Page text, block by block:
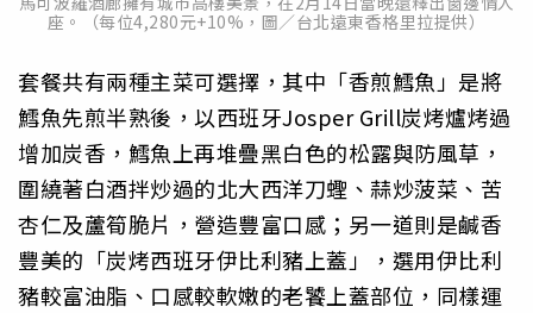
座。（每位4,280元+10%，圖／台北遠東香格里拉提供）
套餐共有兩種主菜可選擇，其中「香煎鱈魚」是將
鱈魚先煎半熟後，以西班牙Josper Grill炭烤爐烤過
增加炭香，鱈魚上再堆疊黑白色的松露與防風草，
圍繞著白酒拌炒過的北大西洋刀蟶、蒜炒菠菜、苦
杏仁及蘆筍脆片，營造豐富口感；另一道則是鹹香
豐美的「炭烤西班牙伊比利豬上蓋」，選用伊比利
豬較富油脂、口感較軟嫩的老饕上蓋部位，同樣運